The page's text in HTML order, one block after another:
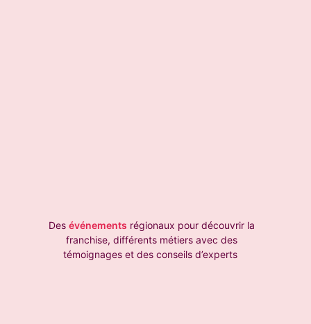
Des événements régionaux pour découvrir la
franchise, différents métiers avec des
témoignages et des conseils d’experts